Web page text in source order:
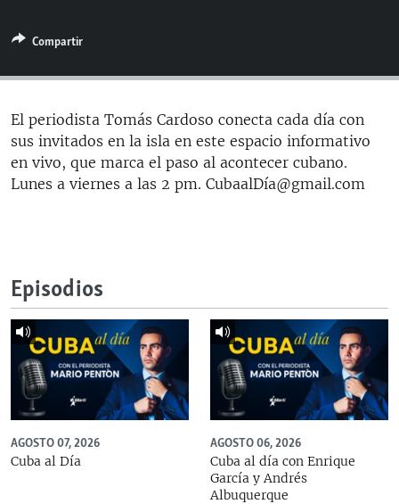
ESPECIALES
ESPECIALES
LA REALIDAD DE LA VIVIENDA EN CUBA
SER VIEJO EN CUBA
KENTU-CUBANO
MULTIMEDIA
EDITORIALES
SÍGUENOS
Compartir
El periodista Tomás Cardoso conecta cada día con
sus invitados en la isla en este espacio informativo
en vivo, que marca el paso al acontecer cubano.
Lunes a viernes a las 2 pm. CubaalDía@gmail.com
Episodios
AGOSTO 07, 2026
Cuba al Día
AGOSTO 06, 2026
Cuba al día con Enrique
García y Andrés
Albuquerque